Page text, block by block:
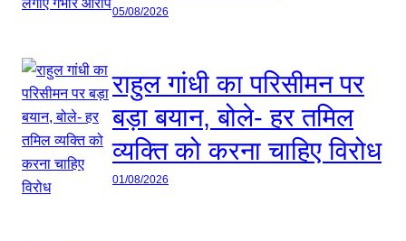
05/08/2026
राहुल गांधी का परिसीमन पर
बड़ा बयान, बोले- हर तमिल
व्यक्ति को करना चाहिए विरोध
01/08/2026